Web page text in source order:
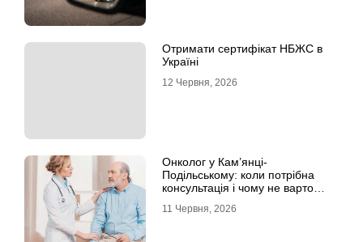
Отримати сертифікат НБЖС в
Україні
12 Червня, 2026
Онколог у Кам’янці-
Подільському: коли потрібна
консультація і чому не варто
11 Червня, 2026